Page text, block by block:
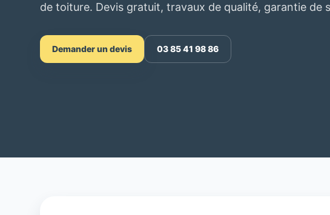
de toiture. Devis gratuit, travaux de qualité, garantie de
Demander un devis 03 85 41 98 86